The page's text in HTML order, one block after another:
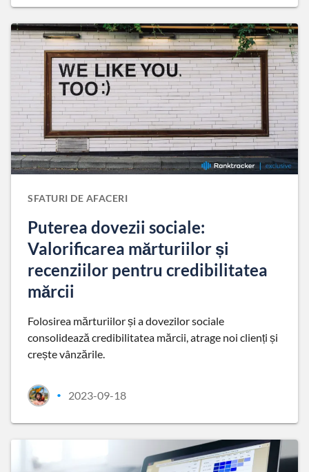
SFATURI DE AFACERI
Puterea dovezii sociale:
Valorificarea mărturiilor și
recenziilor pentru credibilitatea
mărcii
Folosirea mărturiilor și a dovezilor sociale
consolidează credibilitatea mărcii, atrage noi clienți și
crește vânzările.
• 2023-09-18